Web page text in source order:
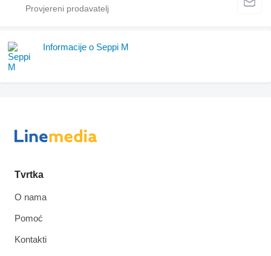
Informacije o Seppi M
Tvrtka
O nama
Pomoć
Kontakti